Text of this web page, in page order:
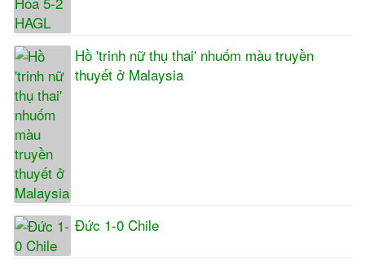
Hồ 'trinh nữ thụ thai' nhuốm màu truyền
thuyết ở Malaysia
Đức 1-0 Chile